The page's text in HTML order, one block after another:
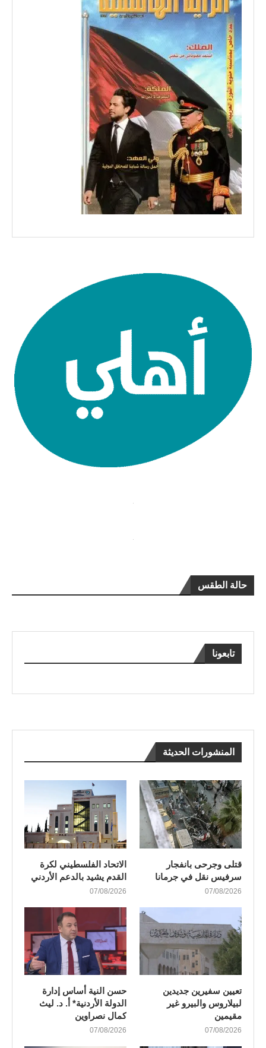
حالة الطقس
تابعونا
المنشورات الحديثة
قتلى وجرحى بانفجار
سرفيس نقل في جرمانا
07/08/2026
الاتحاد الفلسطيني لكرة
القدم يشيد بالدعم الأردني
07/08/2026
تعيين سفيرين جديدين
لبيلاروس والبيرو غير
مقيمين
07/08/2026
حسن النية أساس إدارة
الدولة الأردنية* أ. د. ليث
كمال نصراوين
07/08/2026